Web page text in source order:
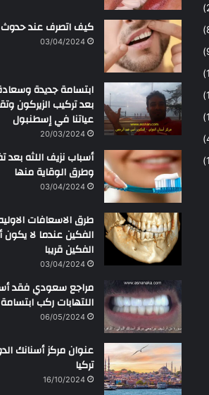
كيف اتصرف عند حدوث
03/04/2024
ابتسامة جديدة
بعد تركيب الزيركون
عياتنا في إسطنبول
20/03/2024
أسباب نزيف اللثه بعد
وطرق الوقاية منها
03/04/2024
طرق الاسعافات
الفكين عندما لا
الفكين قريبا
03/04/2024
مراجع سعودي فقد
اللتهابات ركب
06/05/2024
عنوان مركز أسنانك
تركيا
16/10/2024